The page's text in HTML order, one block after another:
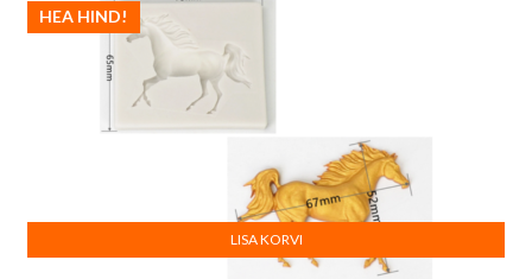
HEA HIND!
LISA KORVI